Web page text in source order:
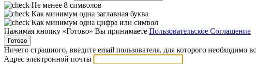
Не менее 8 символов
Как минимум одна заглавная буква
Как минимум одна цифра или символ
Нажимая кнопку «Готово» Вы принимаете Пользовательское Соглашение
Готово
Ничего страшного, введите email пользователя, для которого необходимо
Адрес электронной почты